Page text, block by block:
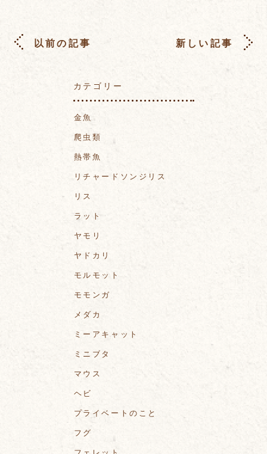
以前の記事 新しい記事
カテゴリー
金魚
爬虫類
熱帯魚
リチャードソンジリス
リス
ラット
ヤモリ
ヤドカリ
モルモット
モモンガ
メダカ
ミーアキャット
ミニブタ
マウス
ヘビ
プライベートのこと
フグ